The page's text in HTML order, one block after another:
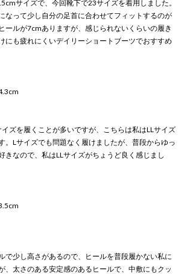
サイズで、今回靴下で23サイズを着用しました。
なって少し自分の足首に合わせてフィットするのが
ールが7cmありますが、感じられないくらいの履き
にも疲れにくいデイリーショートブーツでおすすめ
ズを履くことが多いですが、こちらは私はLLサイズ
。Lサイズでも問題なく履けましたが、普段からゆっ
きなので、私はLLサイズがちょうど良く感じまし
で少し高さがあるので、ヒールを普段履かない私に
、太さのある安定感のあるヒールで、中敷にもクッ